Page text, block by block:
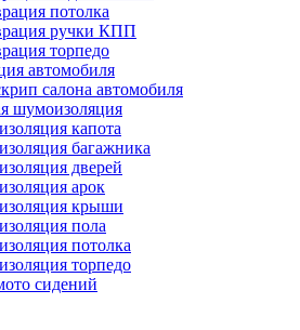
потолка
ручки КПП
торпедо
автомобиля
салона автомобиля
шумоизоляция
капота
багажника
дверей
арок
крыши
пола
потолка
торпедо
сидений